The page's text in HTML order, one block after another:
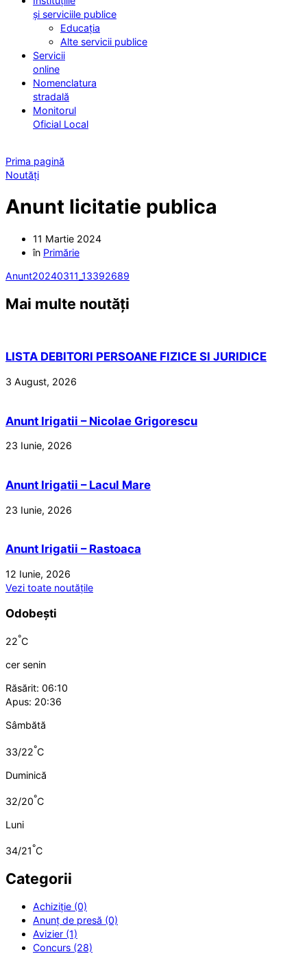
și serviciile publice
Educația
Alte servicii publice
Servicii
online
Nomenclatura
stradală
Monitorul
Oficial Local
Prima pagină
Noutăți
Anunt licitatie publica
11 Martie 2024
în Primărie
Anunt20240311_13392689
Mai multe noutăți
LISTA DEBITORI PERSOANE FIZICE SI JURIDICE
3 August, 2026
Anunt Irigatii – Nicolae Grigorescu
23 Iunie, 2026
Anunt Irigatii – Lacul Mare
23 Iunie, 2026
Anunt Irigatii – Rastoaca
12 Iunie, 2026
Vezi toate noutățile
Odobești
22°C
cer senin
Răsărit: 06:10
Apus: 20:36
Sâmbătă
33/22°C
Duminică
32/20°C
Luni
34/21°C
Categorii
Achiziție (0)
Anunț de presă (0)
Avizier (1)
Concurs (28)